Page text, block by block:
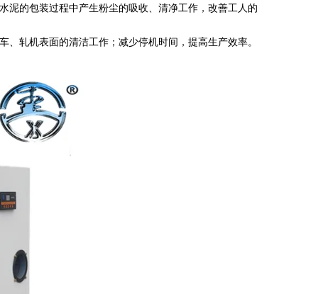
泥的包装过程中产生粉尘的吸收、清净工作，改善工人的
轧机表面的清洁工作；减少停机时间，提高生产效率。